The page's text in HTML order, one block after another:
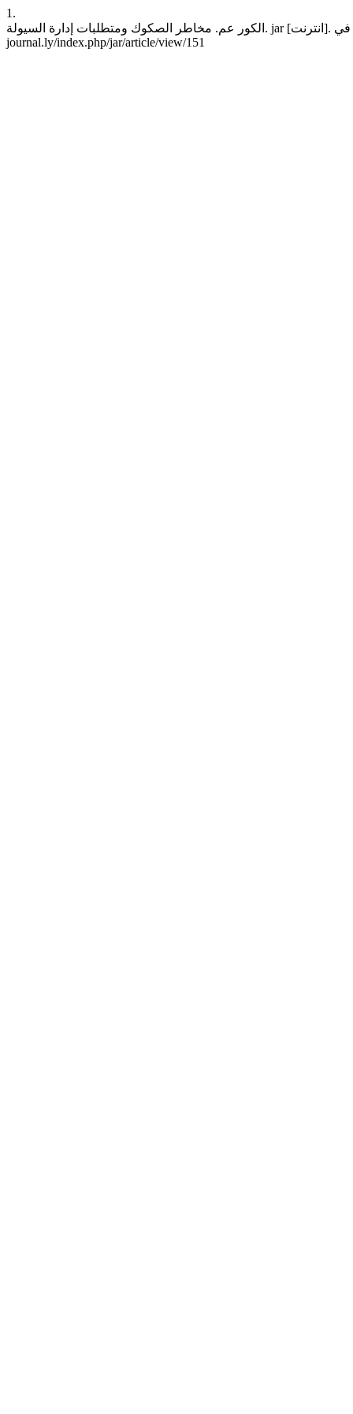
1.
الكور عم. مخاطر الصكوك ومتطلبات إدارة السيولة. jar [انترنت]. 30 يناير، 2019 [وثق 10 أغسطس، 2026];13:112-46. موجود في: https://lam-
journal.ly/index.php/jar/article/view/151